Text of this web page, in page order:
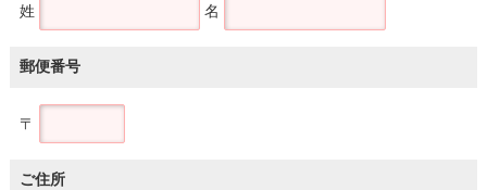
姓 名
郵便番号
〒
ご住所